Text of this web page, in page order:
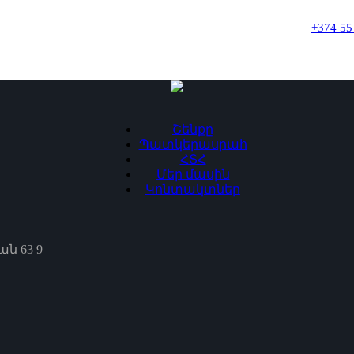
+374
Շենքը
Պատկերասրահ
ՀՏՀ
Մեր մասին
Կոնտակտներ
63 9